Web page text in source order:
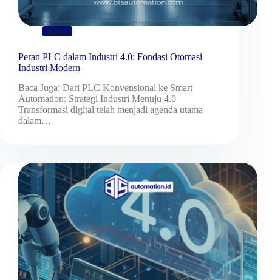
news
Peran PLC dalam Industri 4.0: Fondasi Otomasi
Industri Modern
Baca Juga: Dari PLC Konvensional ke Smart
Automation: Strategi Industri Menuju 4.0
Transformasi digital telah menjadi agenda utama
dalam…